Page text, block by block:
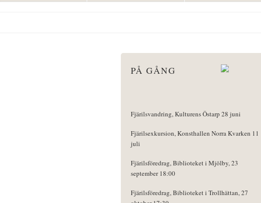
PÅ GÅNG
Fjärilsvandring, Kulturens Östarp 28 juni
Fjärilsexkursion, Konsthallen Norra Kvarken 11
juli
Fjärilsföredrag, Biblioteket i Mjölby, 23
september 18:00
Fjärilsföredrag, Biblioteket i Trollhättan, 27